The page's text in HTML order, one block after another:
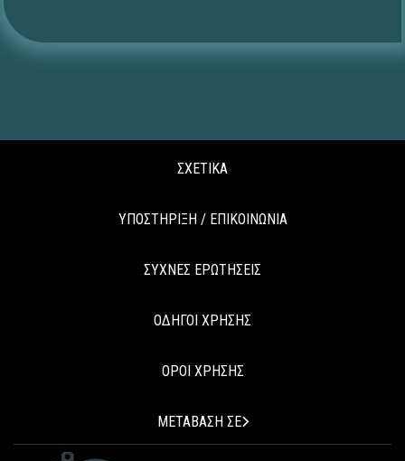
ΣΧΕΤΙΚΑ
ΥΠΟΣΤΗΡΙΞΗ / ΕΠΙΚΟΙΝΩΝΙΑ
ΣΥΧΝΕΣ ΕΡΩΤΗΣΕΙΣ
ΟΔΗΓΟΙ ΧΡΗΣΗΣ
ΟΡΟΙ ΧΡΗΣΗΣ
ΜΕΤΑΒΑΣΗ ΣΕ